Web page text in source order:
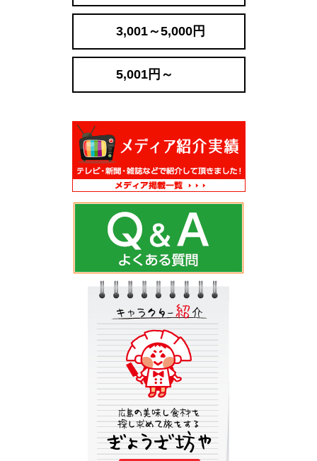
3,001～5,000円
5,001円～